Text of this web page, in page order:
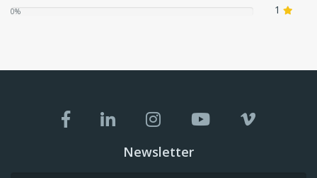
0% 1
Newsletter